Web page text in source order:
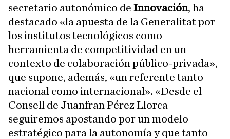
secretario autonómico de Innovación, ha
destacado «la apuesta de la Generalitat por
los institutos tecnológicos como
herramienta de competitividad en un
contexto de colaboración público-privada»,
que supone, además, «un referente tanto
nacional como internacional». «Desde el
Consell de Juanfran Pérez Llorca
seguiremos apostando por un modelo
estratégico para la autonomía y que tanto